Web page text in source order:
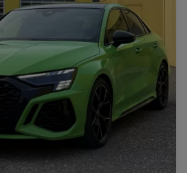
Jaguar
Chevrolet Dodge
Rolls Royce Aston Martin